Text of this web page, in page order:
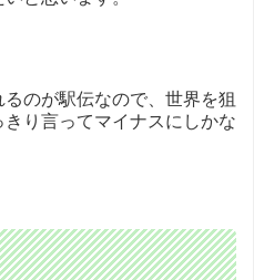
のが駅伝なので、世界を狙
り言ってマイナスにしかな